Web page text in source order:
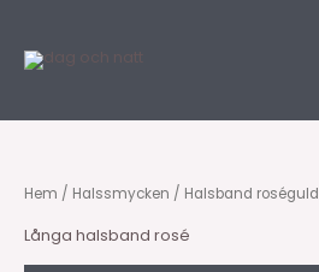
innehåll
Hem / Halssmycken / Halsband roséguld
Långa halsband rosé